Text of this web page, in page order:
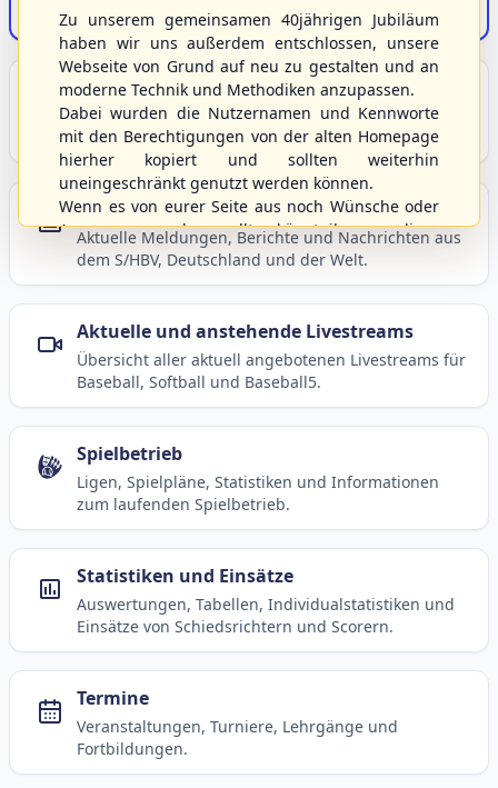
Der Onlineshop des S/HBV
Unser Sport
Grundlagen und Hintergründe zu Baseball, Softball
und Baseball5.
Berichte und Neuigkeiten
Aktuelle Meldungen, Berichte und Nachrichten aus
dem S/HBV, Deutschland und der Welt.
Aktuelle und anstehende Livestreams
Übersicht aller aktuell angebotenen Livestreams für
Baseball, Softball und Baseball5.
Spielbetrieb
Ligen, Spielpläne, Statistiken und Informationen
zum laufenden Spielbetrieb.
Statistiken und Einsätze
Auswertungen, Tabellen, Individualstatistiken und
Einsätze von Schiedsrichtern und Scorern.
Termine
Veranstaltungen, Turniere, Lehrgänge und
Fortbildungen.
Zu unserem gemeinsamen 40jährigen Jubiläum
haben wir uns außerdem entschlossen, unsere
Webseite von Grund auf neu zu gestalten und an
moderne Technik und Methodiken anzupassen.
Dabei wurden die Nutzernamen und Kennworte
mit den Berechtigungen von der alten Homepage
hierher kopiert und sollten weiterhin
uneingeschränkt genutzt werden können.
Wenn es von eurer Seite aus noch Wünsche oder
Anregungen geben sollte, könnt ihr uns diese
gerne an die Verbandsadresseinfo@shbvnet.de